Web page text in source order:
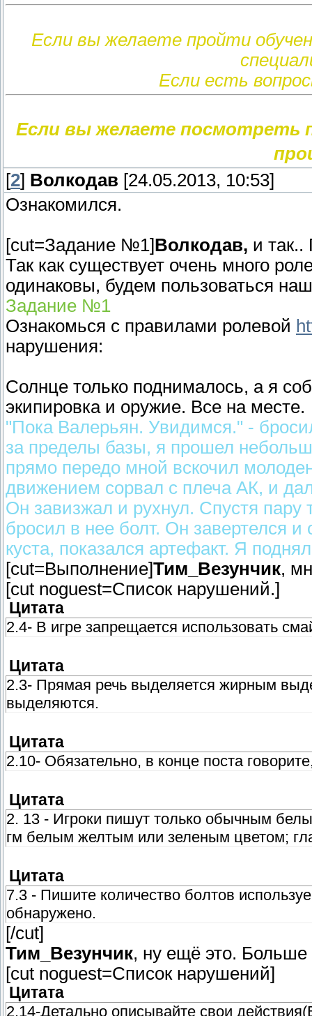
Если вы желаете пройти
Если есть
Если вы желаете посмотреть
[2] Волкодав [24.05.2013, 10:53]
Ознакомился.
[cut=Задание №1]Волкодав, и так..
Так как существует очень много
одинаковы, будем пользоваться
Задание №1
Ознакомься с правилами ролевой
нарушения:
Солнце только поднималось, а я
экипировка и оружие. Все на месте.
"Пока Валерьян. Увидимся." -
за пределы базы, я прошел
прямо передо мной вскочил
движением сорвал с плеча АК, и
Он завизжал и рухнул. Спустя пару
бросил в нее болт. Он завертелся и
куста, показался артефакт. Я
[cut=Выполнение]Тим_Везунчик,
[cut noguest=Список нарушений.]
Цитата
2.4- В игре запрещается использовать
Цитата
2.3- Прямая речь выделяется жирным
выделяются.
Цитата
2.10- Обязательно, в конце поста
Цитата
2. 13 - Игроки пишут только обычным
гм белым желтым или зеленым цветом;
Цитата
7.3 - Пишите количество болтов
обнаружено.
[/cut]
Тим_Везунчик, ну ещё это. Больше
[cut noguest=Список нарушений]
Цитата
2.14-Детально описывайте свои